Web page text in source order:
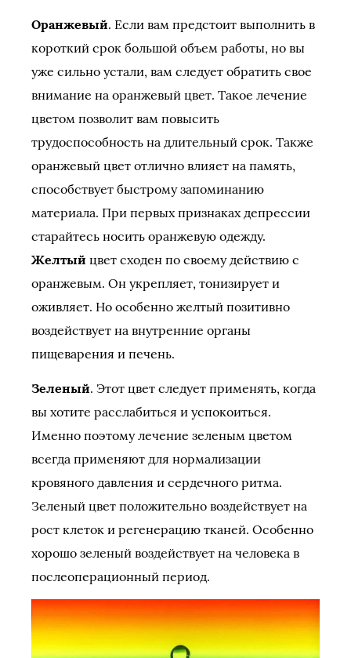
Оранжевый. Если вам предстоит выполнить в
короткий срок большой объем работы, но вы
уже сильно устали, вам следует обратить свое
внимание на оранжевый цвет. Такое лечение
цветом позволит вам повысить
трудоспособность на длительный срок. Также
оранжевый цвет отлично влияет на память,
способствует быстрому запоминанию
материала. При первых признаках депрессии
старайтесь носить оранжевую одежду.
Желтый цвет сходен по своему действию с
оранжевым. Он укрепляет, тонизирует и
оживляет. Но особенно желтый позитивно
воздействует на внутренние органы
пищеварения и печень.
Зеленый. Этот цвет следует применять, когда
вы хотите расслабиться и успокоиться.
Именно поэтому лечение зеленым цветом
всегда применяют для нормализации
кровяного давления и сердечного ритма.
Зеленый цвет положительно воздействует на
рост клеток и регенерацию тканей. Особенно
хорошо зеленый воздействует на человека в
послеоперационный период.